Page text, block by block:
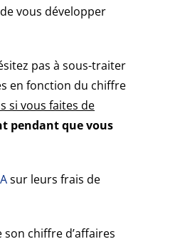
vous développer
pas à sous-traiter
en fonction du chiffre
si vous faites de
pendant que vous
sur leurs frais de
son chiffre d’affaires